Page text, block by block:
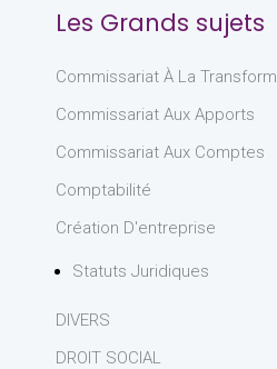
Les Grands sujets
Commissariat À La
Commissariat Aux Apports
Commissariat Aux Comptes
Comptabilité
Création D'entreprise
Statuts Juridiques
DIVERS
DROIT SOCIAL